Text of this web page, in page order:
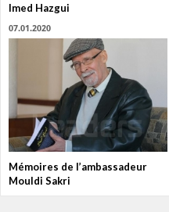
Imed Hazgui
07.01.2020
Mémoires de l’ambassadeur
Mouldi Sakri